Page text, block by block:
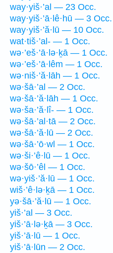
way·yiš·’al — 23 Occ.
way·yiš·’ā·lê·hū — 3 Occ.
way·yiš·’ă·lū — 10 Occ.
wat·tiš·’al- — 1 Occ.
wə·’eš·’ā·lə·ḵā — 1 Occ.
wə·’eš·’ā·lêm — 1 Occ.
wə·niš·’ă·lāh — 1 Occ.
wə·šā·’al — 2 Occ.
wə·šā·’ă·lāh — 1 Occ.
wə·ša·’ă·lî- — 1 Occ.
wə·šā·’al·tā — 2 Occ.
wə·šā·’ă·lū — 2 Occ.
wə·šā·’ō·wl — 1 Occ.
wə·ši·’ê·lū — 1 Occ.
wə·šō·’êl — 1 Occ.
wə·yiš·’ă·lū — 1 Occ.
wiš·’ê·lə·ḵā — 1 Occ.
yə·šā·’ă·lū — 1 Occ.
yiš·’al — 3 Occ.
yiš·’ā·lə·ḵā — 3 Occ.
yiš·’ā·lū — 1 Occ.
yiš·’ā·lūn — 2 Occ.